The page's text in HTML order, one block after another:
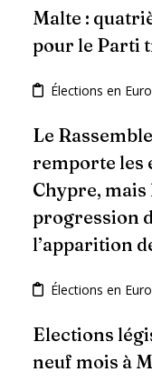
Malte :
pour le Parti
Élections en
Le
remporte les
Chypre,
progression
l’apparition
Élections en
Elections
neuf mois à